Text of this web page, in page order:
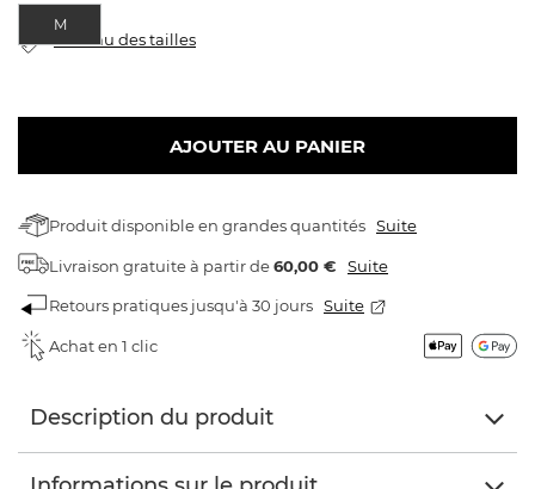
M
tableau des tailles
AJOUTER AU PANIER
Produit disponible en grandes quantités Suite
Livraison gratuiteà partir de60,00 € Suite
Retours pratiques jusqu'à 30 jours Suite
Achat en 1 clic
Description du produit